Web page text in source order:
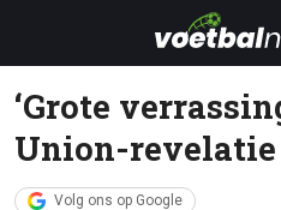
‘Grote
Union-revelatie
Volg ons op Google